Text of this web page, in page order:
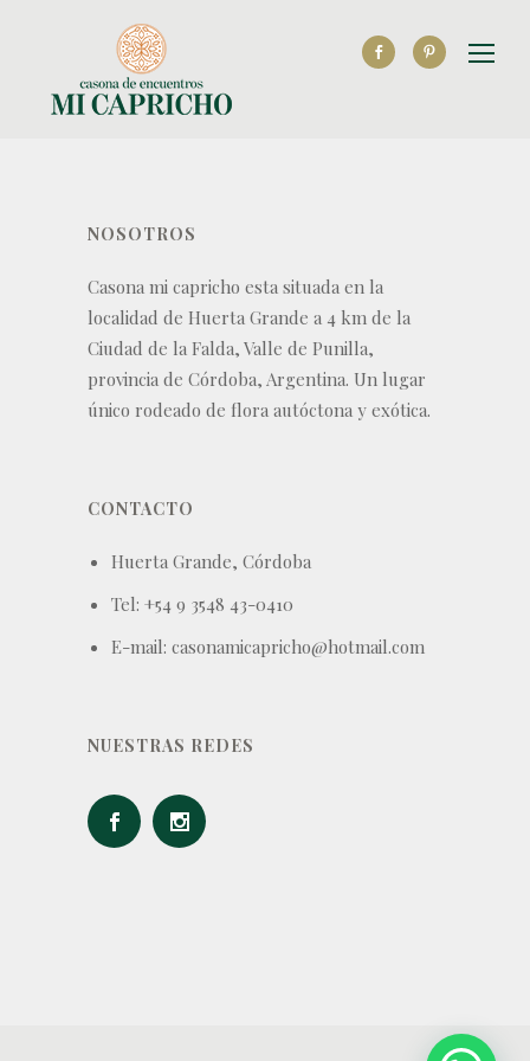
NOSOTROS
Casona mi capricho esta situada en la
localidad de Huerta Grande a 4 km de la
Ciudad de la Falda, Valle de Punilla,
provincia de Córdoba, Argentina. Un lugar
único rodeado de flora autóctona y exótica.
CONTACTO
Huerta Grande, Córdoba
Tel: +54 9 3548 43-0410
E-mail: casonamicapricho@hotmail.com
NUESTRAS REDES